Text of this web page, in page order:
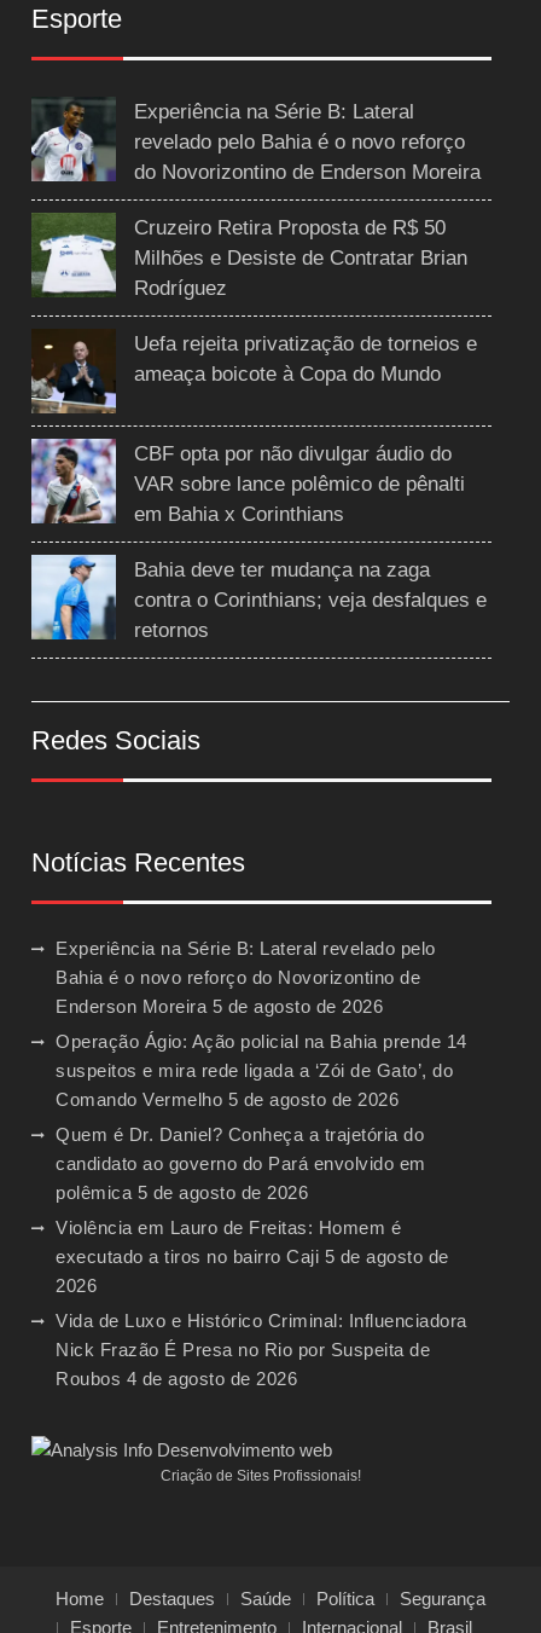
Esporte
Experiência na Série B: Lateral
revelado pelo Bahia é o novo reforço
do Novorizontino de Enderson Moreira
Cruzeiro Retira Proposta de R$ 50
Milhões e Desiste de Contratar Brian
Rodríguez
Uefa rejeita privatização de torneios e
ameaça boicote à Copa do Mundo
CBF opta por não divulgar áudio do
VAR sobre lance polêmico de pênalti
em Bahia x Corinthians
Bahia deve ter mudança na zaga
contra o Corinthians; veja desfalques e
retornos
Redes Sociais
Notícias Recentes
Experiência na Série B: Lateral revelado pelo
Bahia é o novo reforço do Novorizontino de
Enderson Moreira 5 de agosto de 2026
Operação Ágio: Ação policial na Bahia prende 14
suspeitos e mira rede ligada a ‘Zói de Gato’, do
Comando Vermelho 5 de agosto de 2026
Quem é Dr. Daniel? Conheça a trajetória do
candidato ao governo do Pará envolvido em
polêmica 5 de agosto de 2026
Violência em Lauro de Freitas: Homem é
executado a tiros no bairro Caji 5 de agosto de
2026
Vida de Luxo e Histórico Criminal: Influenciadora
Nick Frazão É Presa no Rio por Suspeita de
Roubos 4 de agosto de 2026
Criação de Sites Profissionais!
Home Destaques Saúde Política
Segurança
Esporte
Entretenimento Internacional Brasil